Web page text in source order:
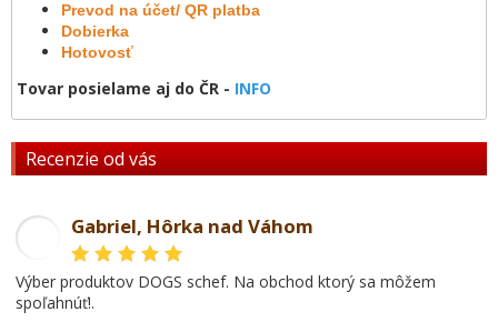
Prevod na účet/ QR platba
Dobierka
Hotovosť
Tovar posielame aj do ČR - INFO
Recenzie od vás
Gabriel, Hôrka nad Váhom
Výber produktov DOGS schef. Na obchod ktorý sa môžem
spoľahnúť!.